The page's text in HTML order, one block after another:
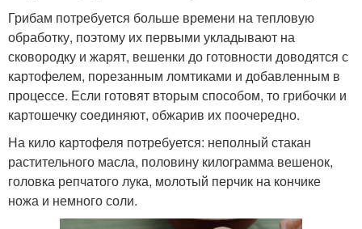
Грибам потребуется больше времени на тепловую
обработку, поэтому их первыми укладывают на
сковородку и жарят, вешенки до готовности доводятся с
картофелем, порезанным ломтиками и добавленным в
процессе. Если готовят вторым способом, то грибочки и
картошечку соединяют, обжарив их поочередно.
На кило картофеля потребуется: неполный стакан
растительного масла, половину килограмма вешенок,
головка репчатого лука, молотый перчик на кончике
ножа и немного соли.